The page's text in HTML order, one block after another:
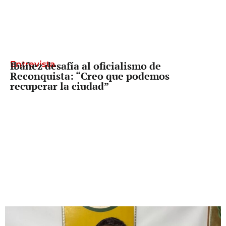
Entrevista
Ibáñez desafía al oficialismo de
Reconquista: “Creo que podemos
recuperar la ciudad”